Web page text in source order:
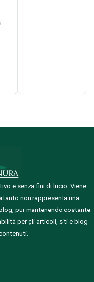
e senza fini di lucro. Viene
non rappresenta una
pur mantenendo costante
per gli articoli, siti e blog